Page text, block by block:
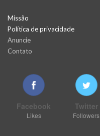
Missão
Política de privacidade
Anuncie
Contato
Facebook
Likes
Twitter
Followers